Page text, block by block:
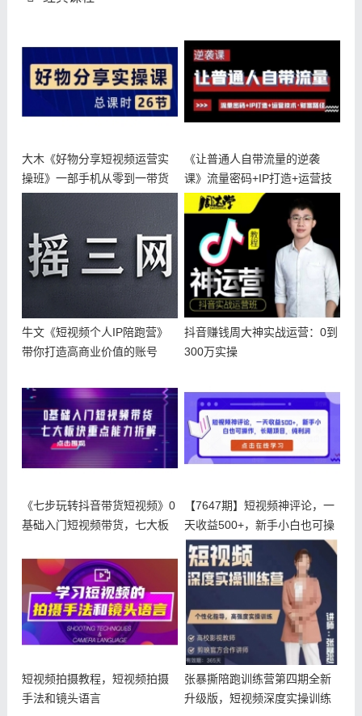
大木《好物分享短视频运营实
操班》一部手机从零到一带货
实操赚钱
《让普通人自带流量的逆袭
课》流量密码+IP打造+运营技
术财富
牛文《短视频个人IP陪跑营》
带你打造高商业价值的账号
抖音赚钱周大神实战运营：0到
300万实操
《七步玩转抖音带货短视频》0
基础入门短视频带货，七大板
【7647期】短视频神评论，一
天收益500+，新手小白也可操
短视频拍摄教程，短视频拍摄
手法和镜头语言
张暴撕陪跑训练营第四期全新
升级版，短视频深度实操训练